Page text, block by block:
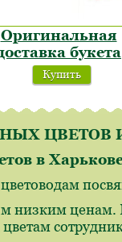
Оригинальная
букета
Купить
в
ценам.
цветам